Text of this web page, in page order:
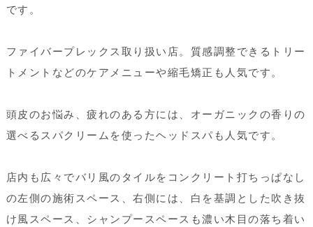
です。
ファイバープレックス取り扱い店。質感調整できるトリー
トメントなどのケアメニューや縮毛矯正も人気です。
頭皮のお悩み、疲れのある方には、オーガニックの香りの
選べるスパクリームを使ったヘッドスパも人気です。
店内も広々でバリ風のタイルをコンクリート打ちっぱなし
の左側の施術スペース、右側には、白を基調とした吹き抜
け風スペース、シャンプースペースも濃い木目の落ち着い